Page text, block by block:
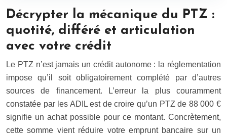
Décrypter la mécanique du PTZ :
quotité, différé et articulation
avec votre crédit
Le PTZ n’est jamais un crédit autonome : la réglementation
impose qu’il soit obligatoirement complété par d’autres
sources de financement. L’erreur la plus couramment
constatée par les ADIL est de croire qu’un PTZ de 88 000 €
signifie un achat possible pour ce montant. Concrètement,
cette somme vient réduire votre emprunt bancaire sur un